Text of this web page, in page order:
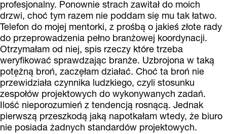
profesjonalny. Ponownie strach zawitał do moich
drzwi, choć tym razem nie poddam się mu tak łatwo.
Telefon do mojej mentorki, z prośbą o jakieś złote rady
do przeprowadzenia pełno branżowej koordynacji.
Otrzymałam od niej, spis rzeczy które trzeba
weryfikować sprawdzając branże. Uzbrojona w taką
potężną broń, zaczęłam działać. Choć ta broń nie
przewidziała czynnika ludzkiego, czyli stosunku
zespołów projektowych do wykonywanych zadań.
Ilość nieporozumień z tendencją rosnącą. Jednak
pierwszą przeszkodą jaką napotkałam wtedy, że biuro
nie posiada żadnych standardów projektowych.